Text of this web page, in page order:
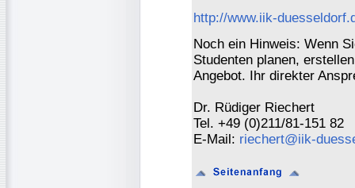
http://www.iik-
Noch ein Hinweis: Wenn
Studenten planen,
Angebot. Ihr direkter
Dr. Rüdiger Riechert
Tel. +49 (0)211/81-151 82
E-Mail: riechert@iik-